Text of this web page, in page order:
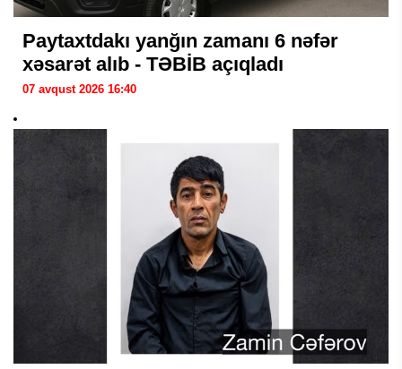
Paytaxtdakı yanğın zamanı 6 nəfər
xəsarət alıb - TƏBİB açıqladı
07 avqust 2026 16:40